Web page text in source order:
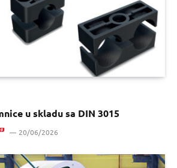
u skladu sa DIN 3015
20/06/2026